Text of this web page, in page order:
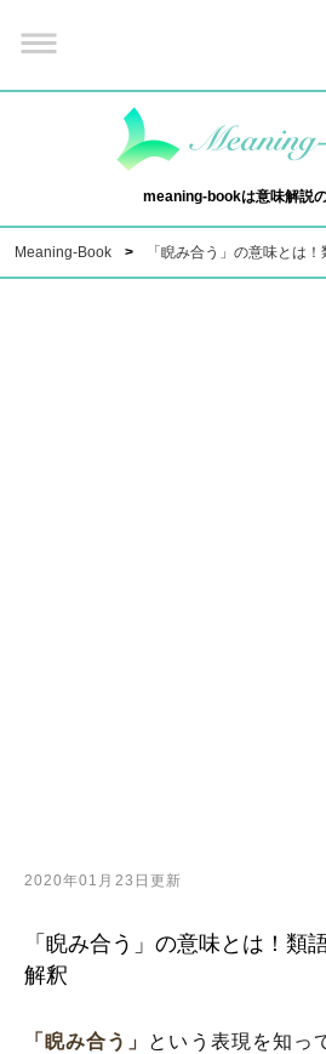
meaning-bookは意味解説
Meaning-Book 「睨み合う」の意味とは
2020年01月23日更新
「睨み合う」の意味とは！類
解釈
「睨み合う」 という表現を知っ